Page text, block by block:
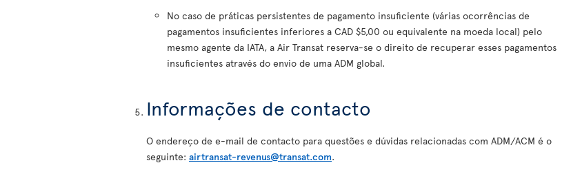
No caso de práticas persistentes de pagamento insuficiente (várias ocorrências de
pagamentos insuficientes inferiores a CAD $5,00 ou equivalente na moeda local) pelo
mesmo agente da IATA, a Air Transat reserva-se o direito de recuperar esses pagamentos
insuficientes através do envio de uma ADM global.
Informações de contacto
O endereço de e-mail de contacto para questões e dúvidas relacionadas com ADM/ACM é o
seguinte: airtransat-revenus@transat.com.